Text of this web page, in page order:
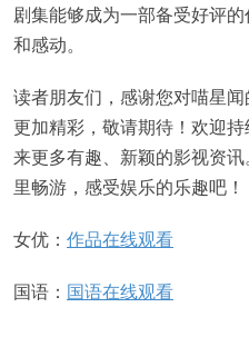
剧集能够成为一部备受好评
和感动。
读者朋友们，感谢您对喵星
更加精彩，敬请期待！欢迎
来更多有趣、新颖的影视资
里畅游，感受娱乐的乐趣吧！
女优： 作品在线观看
国语： 国语在线观看